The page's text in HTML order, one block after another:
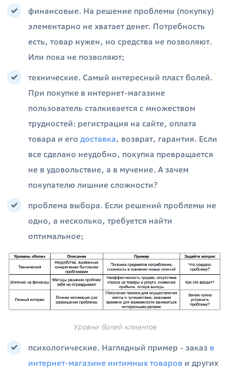
финансовые. На решение проблемы (покупку)
элементарно не хватает денег. Потребность
есть, товар нужен, но средства не позволяют.
Или пока не позволяют;
технические. Самый интересный пласт болей.
При покупке в интернет-магазине
пользователь сталкивается с множеством
трудностей: регистрация на сайте, оплата
товара и его доставка, возврат, гарантия. Если
все сделано неудобно, покупка превращается
не в удовольствие, а в мучение. А зачем
покупателю лишние сложности?
проблема выбора. Если решений проблемы не
одно, а несколько, требуется найти
оптимальное;
Уровни болей клиентов
психологические. Наглядный пример - заказ в
интернет-магазине интимных товаров и других